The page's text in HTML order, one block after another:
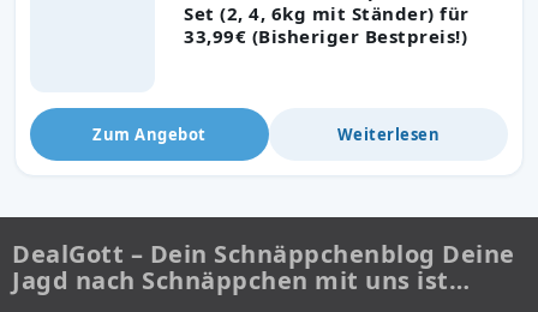
Set (2, 4, 6kg mit Ständer) für
33,99€ (Bisheriger Bestpreis!)
Zum Angebot Weiterlesen
DealGott – Dein Schnäppchenblog Deine
Jagd nach Schnäppchen mit uns ist…